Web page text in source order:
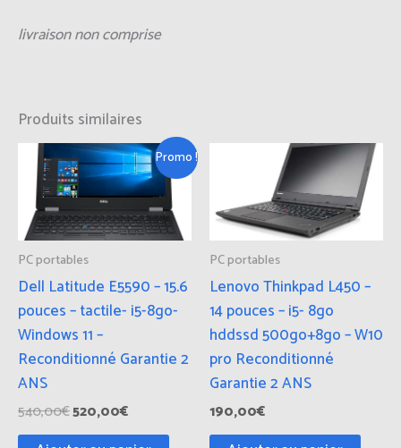
livraison non comprise
Produits similaires
Promo !
PC portables
Dell Latitude E5590 – 15.6
pouces – tactile- i5-8go-
Windows 11 –
Reconditionné Garantie 2
ANS
540,00€
Le
prix
initial
était :
540,00€.
520,00€
Le
prix
actuel
est :
520,00€.
PC portables
Lenovo Thinkpad L450 –
14 pouces – i5- 8go
hddssd 500go+8go – W10
pro Reconditionné
Garantie 2 ANS
190,00€